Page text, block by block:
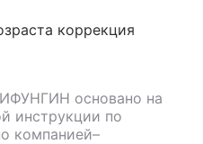
коррекция
основано на
инструкции по
компанией–